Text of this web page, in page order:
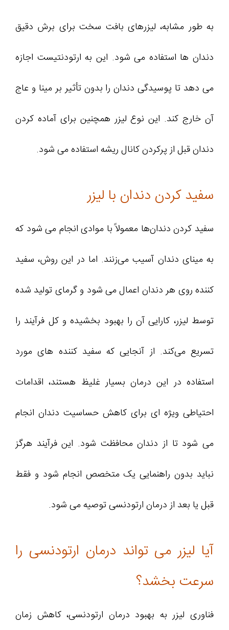
به طور مشابه، لیزرهای بافت سخت برای برش دقیق
دندان ها استفاده می شود. این به ارتودنتیست اجازه
می دهد تا پوسیدگی دندان را بدون تأثیر بر مینا و عاج
آن خارج کند. این نوع لیزر همچنین برای آماده کردن
دندان قبل از پرکردن کانال ریشه استفاده می شود.
سفید کردن دندان با لیزر
سفید کردن دندان‌ها معمولاً با موادی انجام می شود که
به مینای دندان آسیب می‌زنند. اما در این روش، سفید
کننده روی هر دندان اعمال می شود و گرمای تولید شده
توسط لیزر، کارایی آن را بهبود بخشیده و کل فرآیند را
تسریع می‌کند. از آنجایی که سفید کننده های مورد
استفاده در این درمان بسیار غلیظ هستند، اقدامات
احتیاطی ویژه ای برای کاهش حساسیت دندان انجام
می شود تا از دندان محافظت شود. این فرآیند هرگز
نباید بدون راهنمایی یک متخصص انجام شود و فقط
قبل یا بعد از درمان ارتودنسی توصیه می شود.
آیا لیزر می‌ تواند درمان ارتودنسی را
سرعت بخشد؟
فناوری لیزر به بهبود درمان ارتودنسی، کاهش زمان